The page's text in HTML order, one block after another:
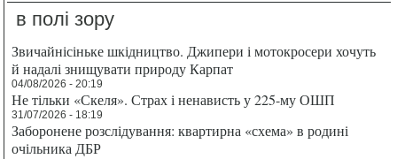
в полі зору
Звичайнісіньке шкідництво. Джипери і мотокросери хочуть
й надалі знищувати природу Карпат
04/08/2026 - 20:19
Не тільки «Скеля». Страх і ненависть у 225-му ОШП
31/07/2026 - 18:19
Заборонене розслідування: квартирна «схема» в родині
очільника ДБР